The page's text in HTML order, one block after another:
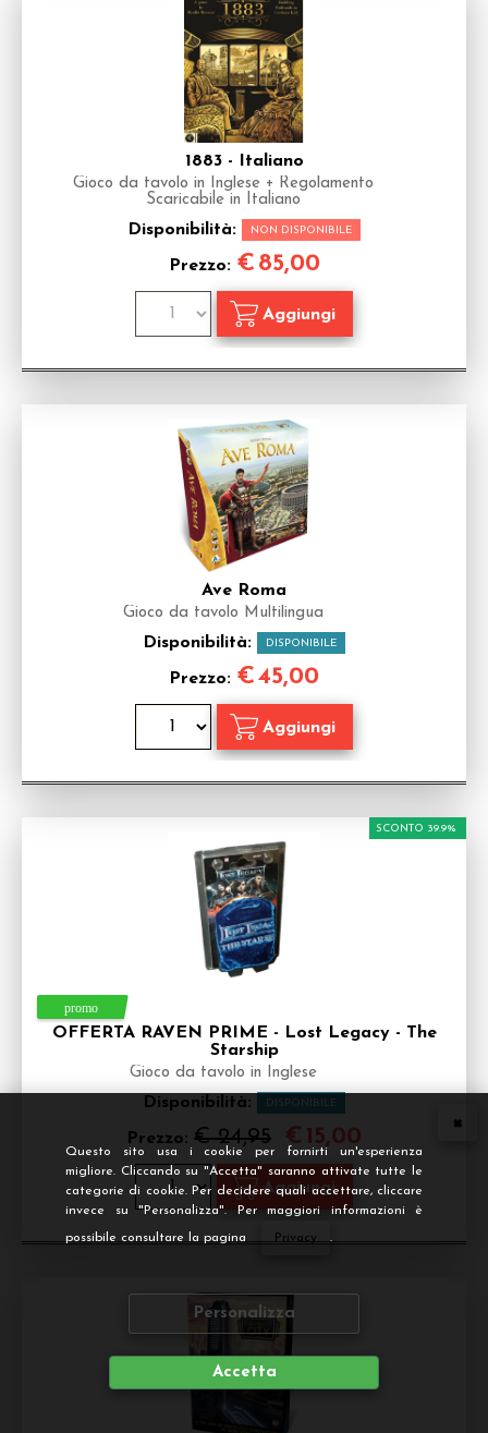
Questo sito usa i cookie per fornirti un'esperienza
migliore. Cliccando su "Accetta" saranno attivate tutte le
categorie di cookie. Per decidere quali accettare, cliccare
invece su "Personalizza". Per maggiori informazioni è
possibile consultare la pagina Privacy .
Personalizza
Accetta
1883 - Italiano
Gioco da tavolo in Inglese + Regolamento
Scaricabile in Italiano
Disponibilità: NON DISPONIBILE
Prezzo: € 85,00
Ave Roma
Gioco da tavolo Multilingua
Disponibilità: DISPONIBILE
Prezzo: €45,00
OFFERTA RAVEN PRIME - Lost Legacy - The
Starship
Gioco da tavolo in Inglese
Disponibilità: DISPONIBILE
Prezzo: € 24,95
SCONTO 39.9%
€ 15,00